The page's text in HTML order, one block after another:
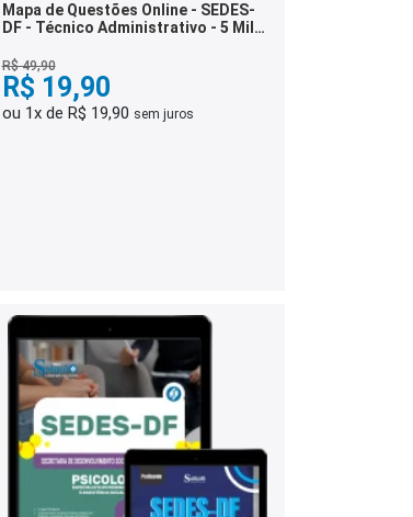
Mapa de Questões Online - SEDES-
DF - Técnico Administrativo - 5 Mil
R$ 49,90
R$ 19,90
ou 1x de R$ 19,90 sem juros